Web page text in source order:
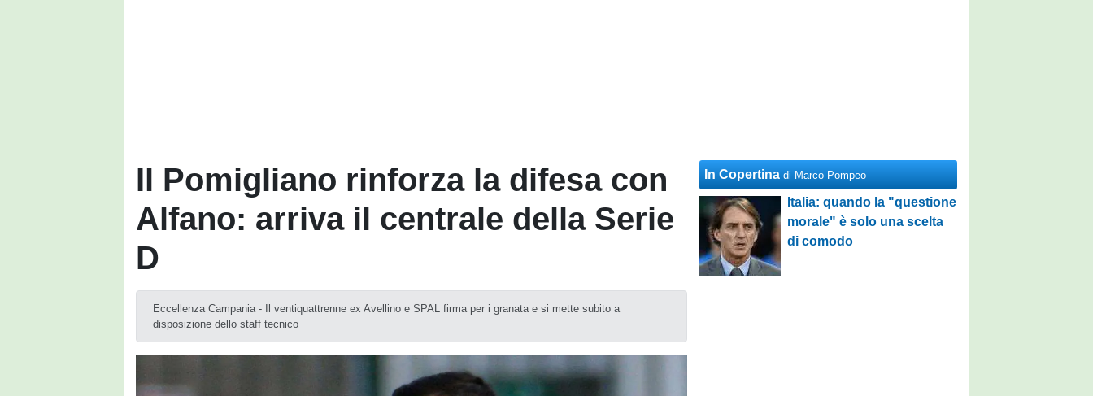
Il Pomigliano rinforza la difesa con
Alfano: arriva il centrale della Serie
D
Eccellenza Campania - Il ventiquattrenne ex Avellino e SPAL firma per i granata e si mette subito a
disposizione dello staff tecnico
In Copertina di Marco Pompeo
Italia: quando la "questione
morale" è solo una scelta
di comodo